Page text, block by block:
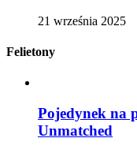
21 września 2025
Felietony
Pojedynek na
Unmatched